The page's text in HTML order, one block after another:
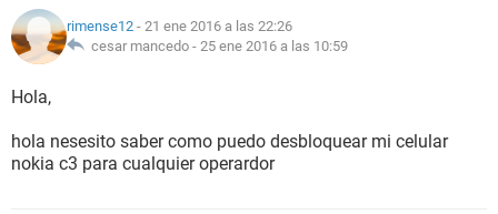
rimense12 - 21 ene 2016 a las 22:26
cesar mancedo - 25 ene 2016 a las 10:59
Hola,
hola nesesito saber como puedo desbloquear mi celular
nokia c3 para cualquier operardor